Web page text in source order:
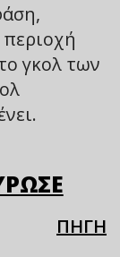
γκολ των
ΠΗΓΗ